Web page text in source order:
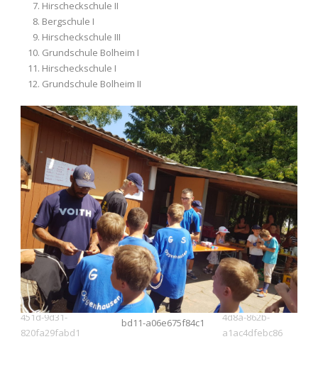
Hirscheckschule II
Bergschule I
Hirscheckschule III
Grundschule Bolheim I
Hirscheckschule I
Grundschule Bolheim II